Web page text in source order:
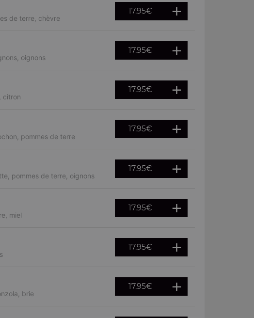
de terre, chèvre
17.95€
oignons
17.95€
citron
17.95€
pommes de terre
17.95€
pommes de terre, oignons
17.95€
miel
17.95€
17.95€
brie
17.95€